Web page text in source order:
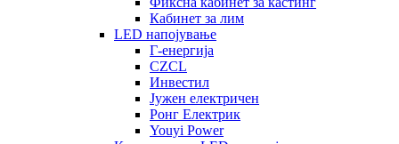
Кабинет за лим
LED напојување
Г-енергија
CZCL
Инвестил
Јужен електричен
Ронг Електрик
Youyi Power